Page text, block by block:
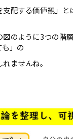
支配する価値観」と
のように3つの階
」の
ませんね。